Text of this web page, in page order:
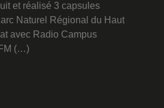
et réalisé 3 capsules
Naturel Régional du Haut
avec Radio Campus
(…)